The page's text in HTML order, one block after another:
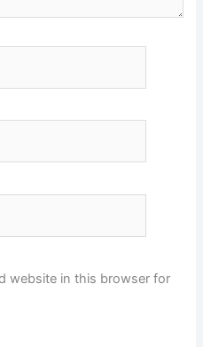
website in this browser for